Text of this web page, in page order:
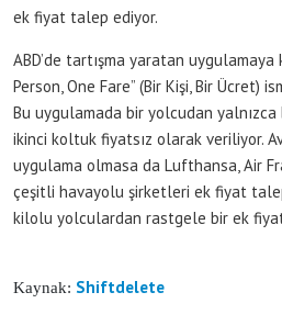
ek fiyat talep ediyor.
ABD’de tartışma yaratan uygulamaya
Person, One Fare” (Bir Kişi, Bir Ücret)
Bu uygulamada bir yolcudan yalnızca
ikinci koltuk fiyatsız olarak veriliyor.
uygulama olmasa da Lufthansa, Air
çeşitli havayolu şirketleri ek fiyat
kilolu yolculardan rastgele bir ek fiyat
Kaynak: Shiftdelete